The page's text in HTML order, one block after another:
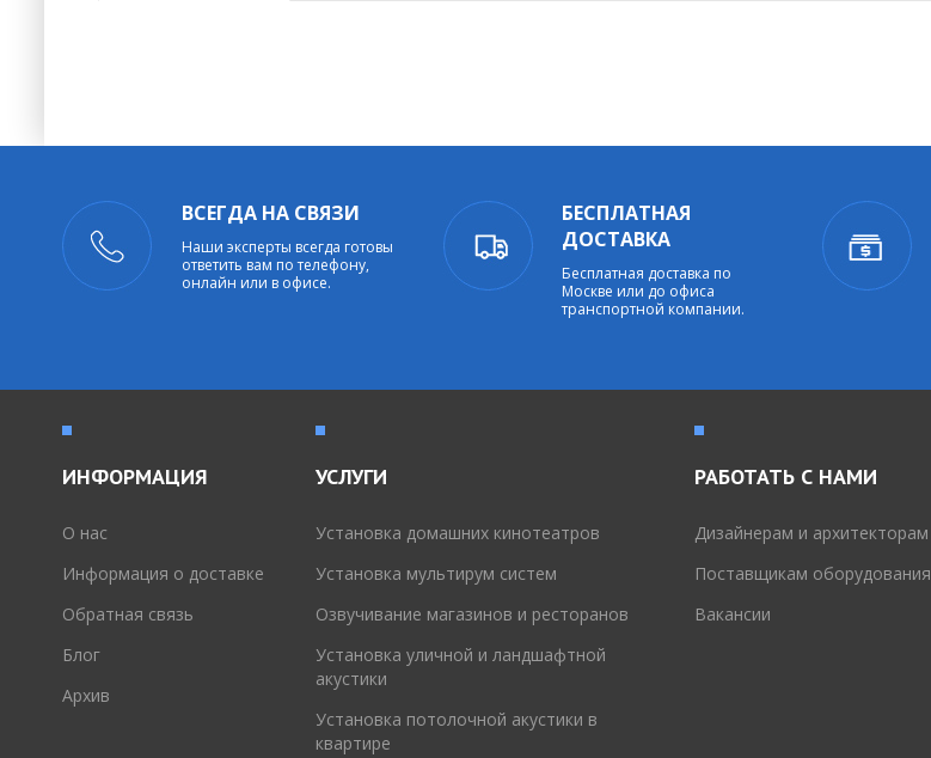
ВСЕГДА НА СВЯЗИ
Наши эксперты всегда готовы
ответить вам по телефону,
онлайн или в офисе.
БЕСПЛАТНАЯ
ДОСТАВКА
Бесплатная доставка по
Москве или до офиса
транспортной компании.
ИНФОРМАЦИЯ
O нас
Информация о доставке
Обратная связь
Блог
Архив
УСЛУГИ
Установка домашних кинотеатров
Установка мультирум систем
Озвучивание магазинов и ресторанов
Установка уличной и ландшафтной
акустики
Установка потолочной акустики в
квартире
РАБОТАТЬ С НАМИ
Дизайнерам и архитекторам
Поставщикам оборудования
Вакансии